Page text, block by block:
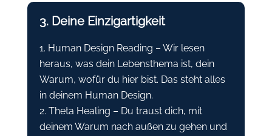
3. Deine Einzigartigkeit
Human Design Reading – Wir lesen
heraus, was dein Lebensthema ist, dein
Warum, wofür du hier bist. Das steht alles
in deinem Human Design.
Theta Healing – Du traust dich, mit
deinem Warum nach außen zu gehen und